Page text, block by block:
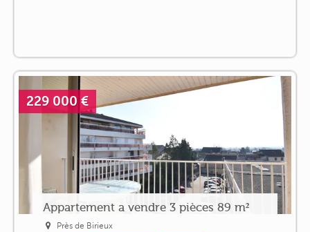
229 000 €
Appartement a vendre 3 pièces 89 m²
Près de Birieux